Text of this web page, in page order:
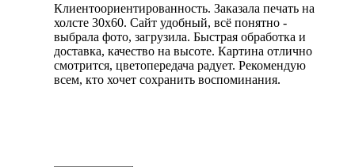
Клиентоориентированность. Заказала печать на
холсте 30х60. Сайт удобный, всё понятно -
выбрала фото, загрузила. Быстрая обработка и
доставка, качество на высоте. Картина отлично
смотрится, цветопередача радует. Рекомендую
всем, кто хочет сохранить воспоминания.